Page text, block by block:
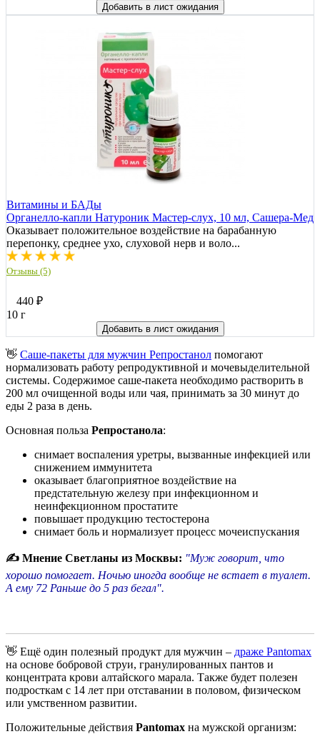
Добавить в лист ожидания
Витамины и БАДы
Органелло-капли Натуроник Мастер-слух, 10 мл, Сашера-Мед
Оказывает положительное воздействие на барабанную
перепонку, среднее ухо, слуховой нерв и воло...
Отзывы (5)
440 ₽
10 г
Добавить в лист ожидания
👋 Саше-пакеты для мужчин Репростанол помогают
нормализовать работу репродуктивной и мочевыделительной
системы. Содержимое саше-пакета необходимо растворить в
200 мл очищенной воды или чая, принимать за 30 минут до
еды 2 раза в день.
Основная польза Репростанола:
снимает воспаления уретры, вызванные инфекцией или
снижением иммунитета
оказывает благоприятное воздействие на
предстательную железу при инфекционном и
неинфекционном простатите
повышает продукцию тестостерона
снимает боль и нормализует процесс мочеиспускания
✍ Мнение Светланы из Москвы: "Муж говорит, что
хорошо помогает. Ночью иногда вообще не встает в туалет.
А ему 72 Раньше до 5 раз бегал".
👋 Ещё один полезный продукт для мужчин – драже Pantomax
на основе бобровой струи, гранулированных пантов и
концентрата крови алтайского марала. Также будет полезен
подросткам с 14 лет при отставании в половом, физическом
или умственном развитии.
Положительные действия Pantomax на мужской организм: